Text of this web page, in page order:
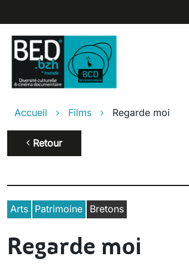
Fil d'Ariane
Accueil Films Regarde moi
Retour
Arts Patrimoine Bretons
Regarde moi